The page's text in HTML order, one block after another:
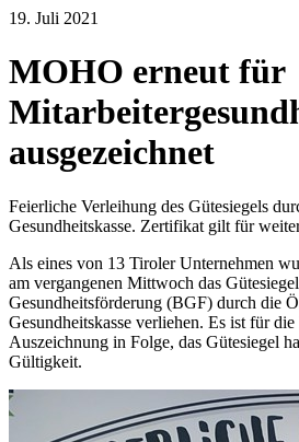
19. Juli 2021
MOHO erneut für
ausgezeichnet
Feierliche Verleihung des Gütesiegels
Gesundheitskasse. Zertifikat gilt für
Als eines von 13 Tiroler Unternehmen
am vergangenen Mittwoch das
Gesundheitsförderung (BGF) durch die
Gesundheitskasse verliehen. Es ist für
Auszeichnung in Folge, das Gütesiegel
Gültigkeit.